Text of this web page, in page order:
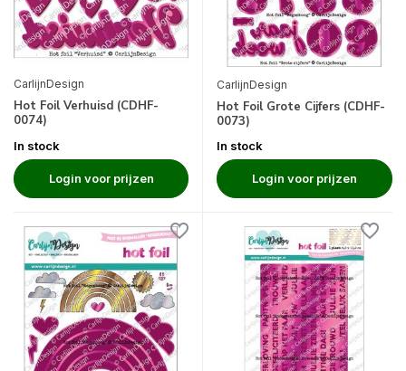
CarlijnDesign
Hot Foil Verhuisd (CDHF-
0074)
In stock
Login voor prijzen
CarlijnDesign
Hot Foil Grote Cijfers (CDHF-
0073)
In stock
Login voor prijzen